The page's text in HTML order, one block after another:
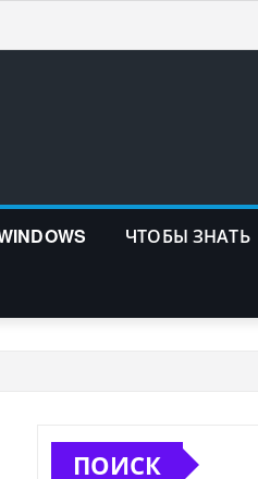
ЧТОБЫ ЗНАТЬ
ПОИСК